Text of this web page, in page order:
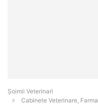
Șoimii Veterinari
Cabinete Veterinare,